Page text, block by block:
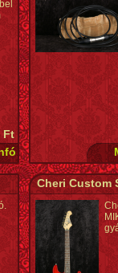
Ft
Cheri Custom